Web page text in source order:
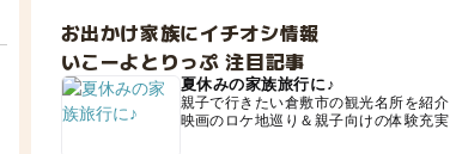
お出かけ家族にイチオシ情報
いこーよとりっぷ 注目記事
夏休みの家族旅行に♪
親子で行きたい倉敷市の観光名所を紹介
映画のロケ地巡り＆親子向けの体験充実